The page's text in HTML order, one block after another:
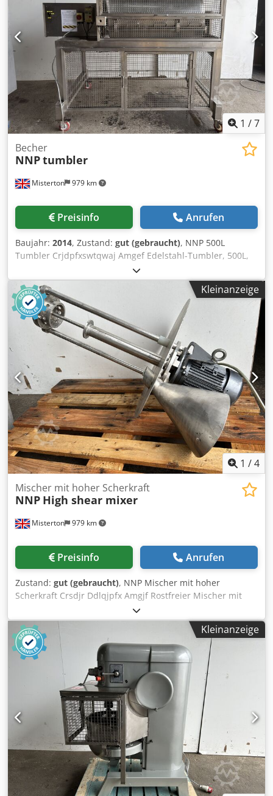
1 /7
Misterton 979 km
Becher
NNPtumbler
Preisinfo Anrufen
Baujahr: 2014, Zustand: gut (gebraucht), NNP 500L
Tumbler Crjdpfxswtqwaj Amgef Edelstahl-Tumbler, 500L,
im Gitterrahmen, mit Sicherheitsabdeckungen, Auslasstür,
3-Phasen-Anschluss.
Kleinanzeige
1 /4
Misterton 979 km
Mischer mit hoher Scherkraft
NNP High shear mixer
Preisinfo Anrufen
Zustand: gut (gebraucht), NNP Mischer mit hoher
Scherkraft Crsdjr Ddlqjpfx Amgjf Rostfreier Mischer mit
hoher Scherkraft, sitzt über einem Behälter mit Trichter
zur Produktzugabe, Schaftlänge 600mm, Durchmesser des
Scherkopfes 120mm, 3Ph
Kleinanzeige